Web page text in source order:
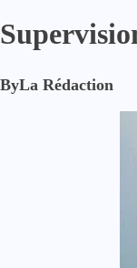
ByLa Rédaction